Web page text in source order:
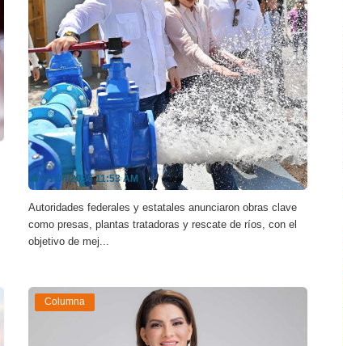
Presentan proyectos
estratégicos para asegurar aba...
📅01/04/2026 11:53 AM
Autoridades federales y estatales anunciaron obras clave
como presas, plantas tratadoras y rescate de ríos, con el
objetivo de mej...
Columna